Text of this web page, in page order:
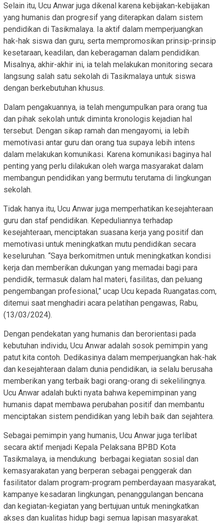
Selain itu, Ucu Anwar juga dikenal karena kebijakan-kebijakan
yang humanis dan progresif yang diterapkan dalam sistem
pendidikan di Tasikmalaya. Ia aktif dalam memperjuangkan
hak-hak siswa dan guru, serta mempromosikan prinsip-prinsip
kesetaraan, keadilan, dan keberagaman dalam pendidikan.
Misalnya, akhir-akhir ini, ia telah melakukan monitoring secara
langsung salah satu sekolah di Tasikmalaya untuk siswa
dengan berkebutuhan khusus.
Dalam pengakuannya, ia telah mengumpulkan para orang tua
dan pihak sekolah untuk diminta kronologis kejadian hal
tersebut. Dengan sikap ramah dan mengayomi, ia lebih
memotivasi antar guru dan orang tua supaya lebih intens
dalam melakukan komunikasi. Karena komunikasi baginya hal
penting yang perlu dilakukan oleh warga masyarakat dalam
membangun pendidikan yang bermutu terutama di lingkungan
sekolah.
Tidak hanya itu, Ucu Anwar juga memperhatikan kesejahteraan
guru dan staf pendidikan. Kepeduliannya terhadap
kesejahteraan, menciptakan suasana kerja yang positif dan
memotivasi untuk meningkatkan mutu pendidikan secara
keseluruhan. “Saya berkomitmen untuk meningkatkan kondisi
kerja dan memberikan dukungan yang memadai bagi para
pendidik, termasuk dalam hal materi, fasilitas, dan peluang
pengembangan profesional,” ucap Ucu kepada Ruangatas.com,
ditemui saat menghadiri acara pelatihan pengawas, Rabu,
(13/03/2024).
Dengan pendekatan yang humanis dan berorientasi pada
kebutuhan individu, Ucu Anwar adalah sosok pemimpin yang
patut kita contoh. Dedikasinya dalam memperjuangkan hak-hak
dan kesejahteraan dalam dunia pendidikan, ia selalu berusaha
memberikan yang terbaik bagi orang-orang di sekelilingnya.
Ucu Anwar adalah bukti nyata bahwa kepemimpinan yang
humanis dapat membawa perubahan positif dan membantu
menciptakan sistem pendidikan yang lebih baik dan sejahtera.
Sebagai pemimpin yang humanis, Ucu Anwar juga terlibat
secara aktif menjadi Kepala Pelaksana BPBD Kota
Tasikmalaya, ia mendukung berbagai kegiatan sosial dan
kemasyarakatan yang berperan sebagai penggerak dan
fasilitator dalam program-program pemberdayaan masyarakat,
kampanye kesadaran lingkungan, penanggulangan bencana
dan kegiatan-kegiatan yang bertujuan untuk meningkatkan
akses dan kualitas hidup bagi semua lapisan masyarakat.